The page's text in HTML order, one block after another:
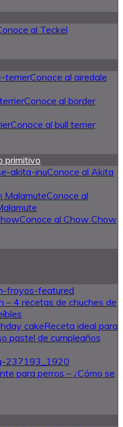
al Teckel
Conoce al airedale
Conoce al border
Conoce al bull terrier
primitivo
Conoce al Akita
Conoce al
Conoce al Chow Chow
– 4 recetas de chuches de
Receta ideal para
pastel de cumpleaños
para perros – ¿Cómo se